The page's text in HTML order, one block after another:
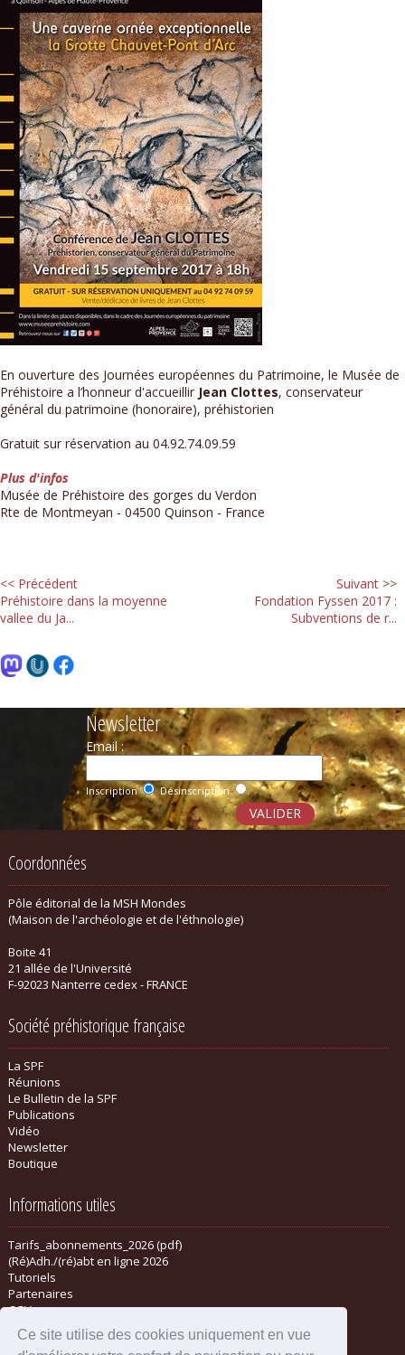
Ce site utilise des cookies uniquement en vue
En ouverture des Journées européennes du Patrimoine, le Musée de
Préhistoire a l’honneur d'accueillir Jean Clottes, conservateur
général du patrimoine (honoraire), préhistorien
Gratuit sur réservation au 04.92.74.09.59
Plus d'infos
Musée de Préhistoire des gorges du Verdon
Rte de Montmeyan - 04500 Quinson - France
<< Précédent
Préhistoire dans la moyenne
vallee du Ja...
Suivant >>
Fondation Fyssen 2017 :
Subventions de r...
Newsletter
Email :
Inscription Désinscription
Coordonnées
Pôle éditorial de la MSH Mondes
(Maison de l'archéologie et de l'éthnologie)
Boite 41
21 allée de l'Université
F-92023 Nanterre cedex - FRANCE
Société préhistorique française
La SPF
Réunions
Le Bulletin de la SPF
Publications
Vidéo
Newsletter
Boutique
Informations utiles
Tarifs_abonnements_2026 (pdf)
(Ré)Adh./(ré)abt en ligne 2026
Tutoriels
Partenaires
CGV